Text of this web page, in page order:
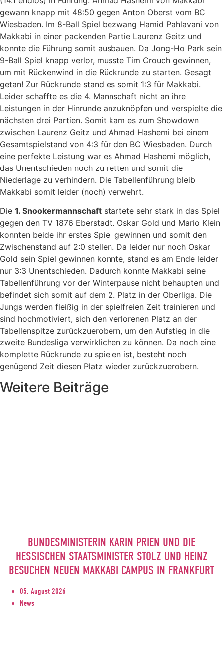
gewann knapp mit 48:50 gegen Anton Oberst vom BC
Wiesbaden. Im 8-Ball Spiel bezwang Hamid Pahlavani von
Makkabi in einer packenden Partie Laurenz Geitz und
konnte die Führung somit ausbauen. Da Jong-Ho Park sein
9-Ball Spiel knapp verlor, musste Tim Crouch gewinnen,
um mit Rückenwind in die Rückrunde zu starten. Gesagt
getan! Zur Rückrunde stand es somit 1:3 für Makkabi.
Leider schaffte es die 4. Mannschaft nicht an ihre
Leistungen in der Hinrunde anzuknöpfen und verspielte die
nächsten drei Partien. Somit kam es zum Showdown
zwischen Laurenz Geitz und Ahmad Hashemi bei einem
Gesamtspielstand von 4:3 für den BC Wiesbaden. Durch
eine perfekte Leistung war es Ahmad Hashemi möglich,
das Unentschieden noch zu retten und somit die
Niederlage zu verhindern. Die Tabellenführung bleib
Makkabi somit leider (noch) verwehrt.
Die 1. Snookermannschaft startete sehr stark in das Spiel
gegen den TV 1876 Eberstadt. Oskar Gold und Mario Klein
konnten beide ihr erstes Spiel gewinnen und somit den
Zwischenstand auf 2:0 stellen. Da leider nur noch Oskar
Gold sein Spiel gewinnen konnte, stand es am Ende leider
nur 3:3 Unentschieden. Dadurch konnte Makkabi seine
Tabellenführung vor der Winterpause nicht behaupten und
befindet sich somit auf dem 2. Platz in der Oberliga. Die
Jungs werden fleißig in der spielfreien Zeit trainieren und
sind hochmotiviert, sich den verlorenen Platz an der
Tabellenspitze zurückzuerobern, um den Aufstieg in die
zweite Bundesliga verwirklichen zu können. Da noch eine
komplette Rückrunde zu spielen ist, besteht noch
genügend Zeit diesen Platz wieder zurückzuerobern.
Weitere Beiträge
BUNDESMINISTERIN KARIN PRIEN UND DIE
HESSISCHEN STAATSMINISTER STOLZ UND HEINZ
BESUCHEN NEUEN MAKKABI CAMPUS IN FRANKFURT
05. August 2026
News